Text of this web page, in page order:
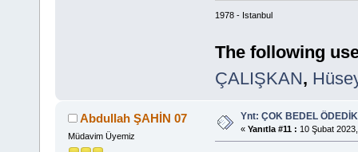
1978 - Istanbul
The following
ÇALIŞKAN,
Abdullah ŞAHİN 07
Müdavim Üyemiz
Ynt: ÇOK BEDEL
« Yanıtla #11 : 10 Şubat